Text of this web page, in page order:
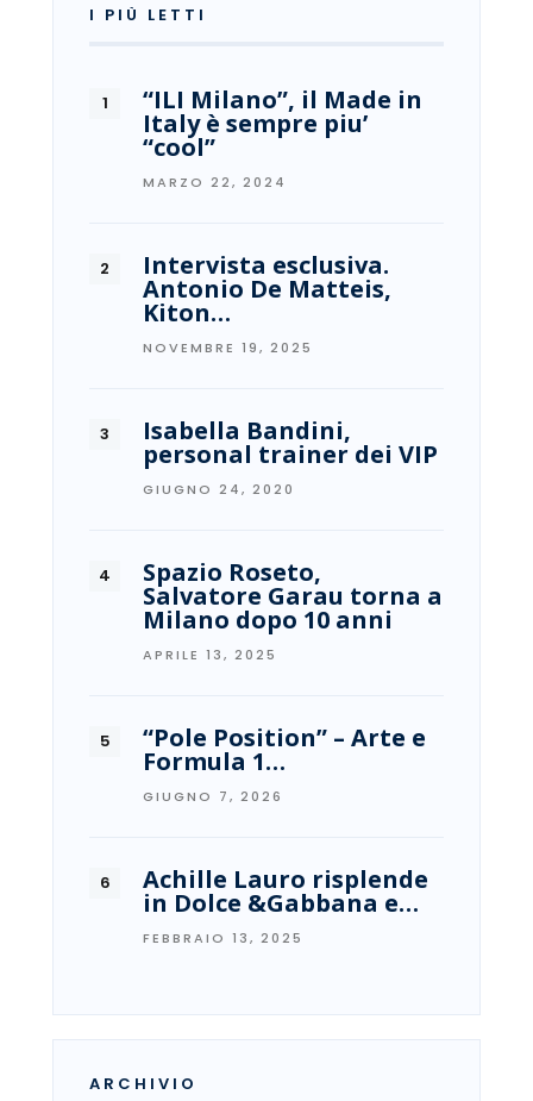
I PIÙ LETTI
“ILI Milano”, il Made in
Italy è sempre piu’
“cool”
MARZO 22, 2024
Intervista esclusiva.
Antonio De Matteis,
Kiton…
NOVEMBRE 19, 2025
Isabella Bandini,
personal trainer dei VIP
GIUGNO 24, 2020
Spazio Roseto,
Salvatore Garau torna a
Milano dopo 10 anni
APRILE 13, 2025
“Pole Position” – Arte e
Formula 1…
GIUGNO 7, 2026
Achille Lauro risplende
in Dolce &Gabbana e…
FEBBRAIO 13, 2025
ARCHIVIO